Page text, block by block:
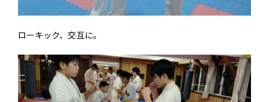
ローキック、交互に。